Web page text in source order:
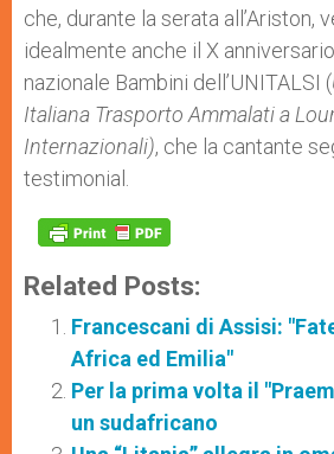
che, durante la serata all’Ariston,
idealmente anche il X
nazionale Bambini dell’UNITALSI (
Italiana Trasporto Ammalati a
Internazionali), che la cantante
testimonial.
Related Posts:
Francescani di Assisi:
Africa ed Emilia"
Per la prima volta il
un sudafricano